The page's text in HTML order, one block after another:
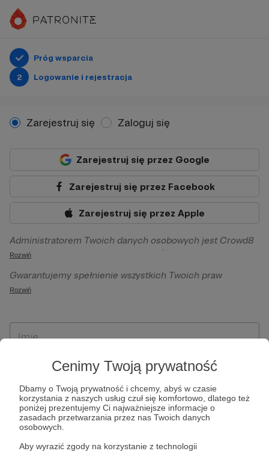
Cenimy Twoją prywatność
Dbamy o Twoją prywatność i chcemy, abyś w czasie
korzystania z naszych usług czuł się komfortowo, dlatego też
poniżej prezentujemy Ci najważniejsze informacje o
zasadach przetwarzania przez nas Twoich danych
osobowych.
Aby wyrazić zgody na korzystanie z technologii
Próg wsparcia
2
Logowanie i rejestracja
Zarejestruj się Zaloguj się
Zarejestruj się przez Google
Zarejestruj się przez Facebook
Zarejestruj się przez Apple
Administratorem Twoich danych osobowych jest Crowd8
sp. z o.o. z siedziba w Warszawie, ul. Żwirki i Wigury 16, 02-
092 Warszawa. Twoje dane osobowe będą przetwarzane w
szczególności w celu wykonania umowy zawartej z Tobą, w
Patronite.pl, w tym możliwości dokonywania oraz
otrzymywania wsparcia na naszej platformie oraz
Rozwiń
Gwarantujemy spełnienie wszystkich Twoich praw
wynikających z ogólnego rozporządzenia o ochronie
ich przenoszenia, niepodlegania zautomatyzowanemu
wyrażenia sprzeciwu wobec przetwarzania Twoich danych
osobowych. Rejestracja dla osób niepełnoletnich możliwa
jest po przekazaniu podpisanego formularza "Zgodna na
założenie konta przez osobę niepełnoletnią", formularz
dostępny jest na stronie regulaminu Patronite.pl.
Rozwiń